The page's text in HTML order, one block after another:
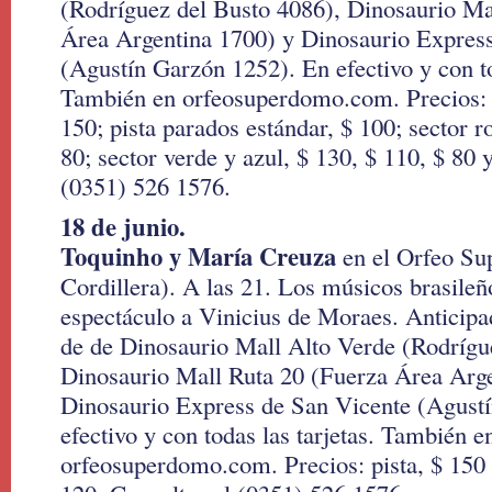
(Rodríguez del Busto 4086), Dinosaurio
Área Argentina 1700) y Dinosaurio
(Agustín Garzón 1252). En efectivo y con
También en orfeosuperdomo.com.
150; pista parados estándar, $ 100; sector
80; sector verde y azul, $ 130, $ 110, $ 80
(0351) 526 1576.
18 de junio.
Toquinho y María Creuza en el Orfeo
Cordillera). A las 21. Los músicos
espectáculo a Vinicius de Moraes.
de de Dinosaurio Mall Alto Verde
Dinosaurio Mall Ruta 20 (Fuerza Área
Dinosaurio Express de San Vicente
efectivo y con todas las tarjetas. También
orfeosuperdomo.com. Precios: pista, $